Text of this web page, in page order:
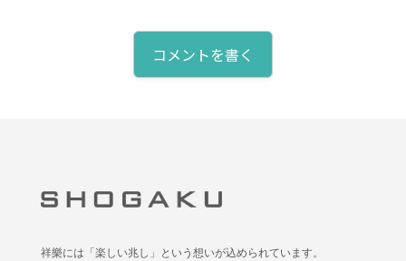
コメントを書く
祥樂には「楽しい兆し」という想いが込められています。